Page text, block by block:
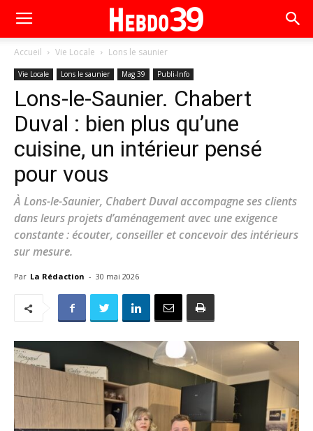
Accueil Vie Locale Lons le saunier
Vie Locale Lons le saunier Mag 39 Publi-Info
Lons-le-Saunier. Chabert
Duval : bien plus qu’une
cuisine, un intérieur pensé
pour vous
À Lons-le-Saunier, Chabert Duval accompagne ses clients
dans leurs projets d’aménagement avec une exigence
constante : écouter, conseiller et concevoir des intérieurs
sur mesure.
Par La Rédaction - 30 mai 2026